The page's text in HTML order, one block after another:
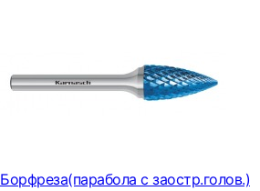
Борфреза(парабола с заостр.голов.)